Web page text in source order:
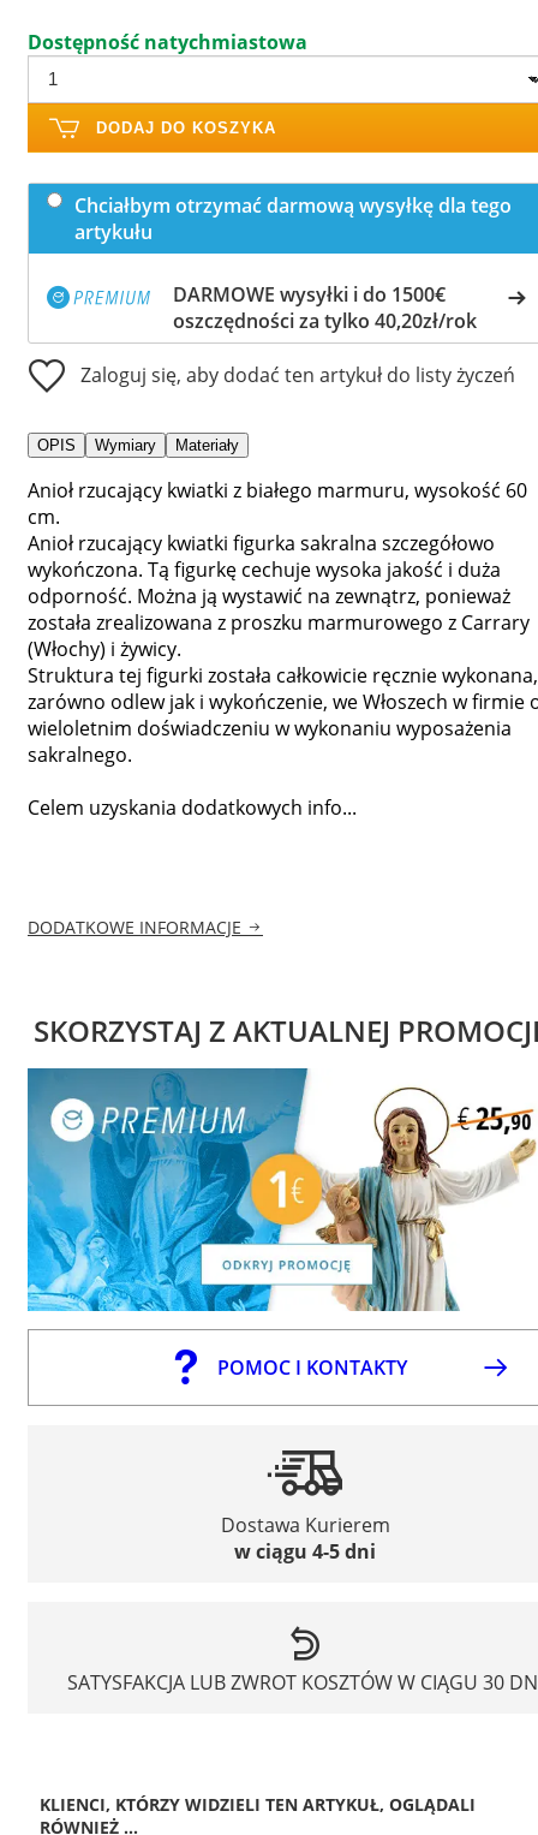
Dostępność natychmiastowa
DODAJ DO KOSZYKA
Chciałbym otrzymać darmową wysyłkę dla tego
artykułu
DARMOWE wysyłki i do 1500€
oszczędności za tylko 40,20zł/rok
Zaloguj się, aby dodać ten artykuł do listy życzeń
OPIS Wymiary Materiały
Anioł rzucający kwiatki z białego marmuru, wysokość 60
cm.
Anioł rzucający kwiatki figurka sakralna szczegółowo
wykończona. Tą figurkę cechuje wysoka jakość i duża
odporność. Można ją wystawić na zewnątrz, ponieważ
została zrealizowana z proszku marmurowego z Carrary
(Włochy) i żywicy.
Struktura tej figurki została całkowicie ręcznie wykonana,
zarówno odlew jak i wykończenie, we Włoszech w firmie
wieloletnim doświadczeniu w wykonaniu wyposażenia
sakralnego.
Celem uzyskania dodatkowych info...
DODATKOWE INFORMACJE
SKORZYSTAJ Z AKTUALNEJ
POMOC I KONTAKTY
Dostawa Kurierem
w ciągu 4-5 dni
SATYSFAKCJA LUB ZWROT KOSZTÓW W CIĄGU 30
KLIENCI, KTÓRZY WIDZIELI TEN ARTYKUŁ, OGLĄDALI
RÓWNIEŻ ...